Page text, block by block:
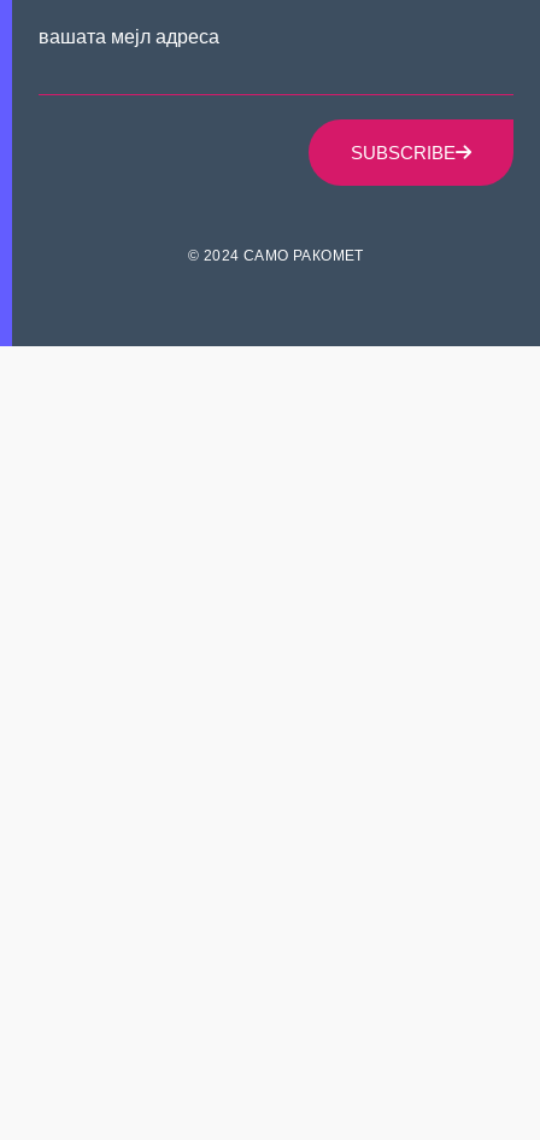
вашата мејл адреса
SUBSCRIBE
© 2024 САМО РАКОМЕТ